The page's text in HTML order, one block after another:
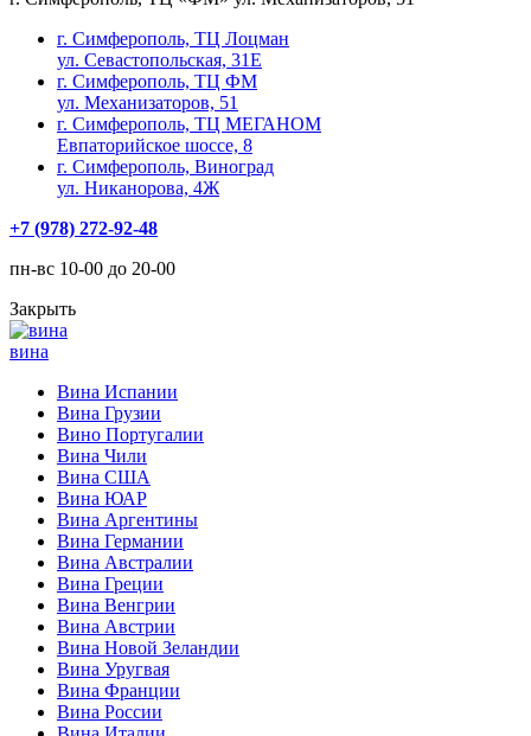
г. Симферополь, ТЦ Лоцман
ул. Севастопольская, 31Е
г. Симферополь, ТЦ ФМ
ул. Механизаторов, 51
г. Симферополь, ТЦ МЕГАНОМ
Евпаторийское шоссе, 8
г. Симферополь, Виноград
ул. Никанорова, 4Ж
+7 (978) 272-92-48
пн-вс 10-00 до 20-00
Закрыть
вина
Вина Испании
Вина Грузии
Вино Португалии
Вина Чили
Вина США
Вина ЮАР
Вина Аргентины
Вина Германии
Вина Австралии
Вина Греции
Вина Венгрии
Вина Австрии
Вина Новой Зеландии
Вина Уругвая
Вина Франции
Вина России